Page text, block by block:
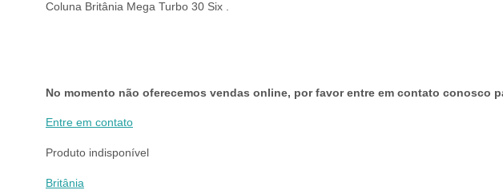
Coluna Britânia Mega Turbo 30 Six .
No momento não oferecemos vendas online, por favor entre em contato conosco
Entre em contato
Produto indisponível
Britânia